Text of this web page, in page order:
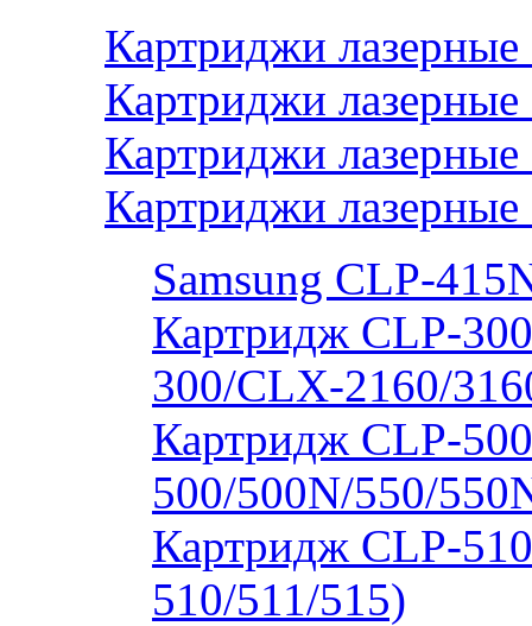
Картриджи
Картриджи лазерные
Картриджи лазерные
Картриджи лазерные
Samsung CLP-
Картридж CLP-
300/CLX-2160/
Картридж CLP-
500/500N/550/
Картридж CLP-
510/511/515)